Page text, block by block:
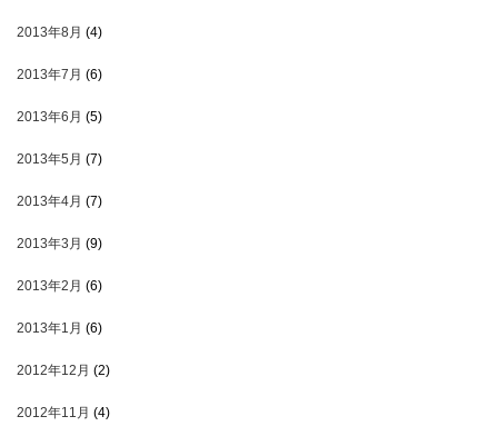
2013年8月 (4)
2013年7月 (6)
2013年6月 (5)
2013年5月 (7)
2013年4月 (7)
2013年3月 (9)
2013年2月 (6)
2013年1月 (6)
2012年12月 (2)
2012年11月 (4)